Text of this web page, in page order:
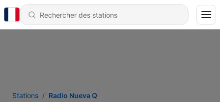
Stations Radio Nueva Q